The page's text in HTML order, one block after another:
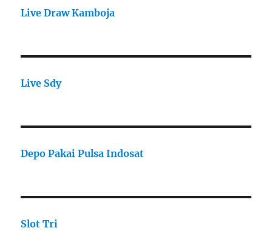
Live Draw Kamboja
Live Sdy
Depo Pakai Pulsa Indosat
Slot Tri